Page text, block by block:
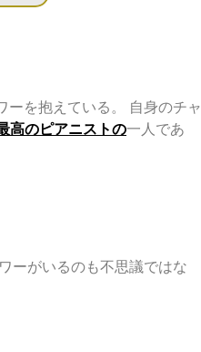
ーを抱えている。 自身のチャ
高のピアニストの一人であ
ーがいるのも不思議ではな